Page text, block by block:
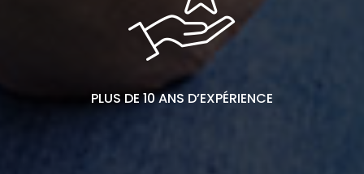
PLUS DE 10 ANS D’EXPÉRIENCE